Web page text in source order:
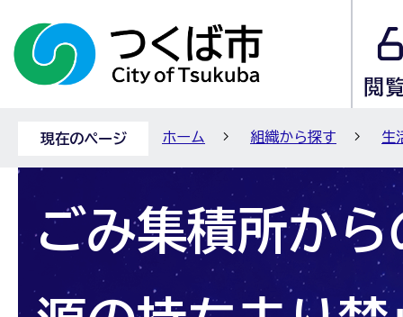
現在のページ ホーム 組織から探す 生
ごみ集積所から